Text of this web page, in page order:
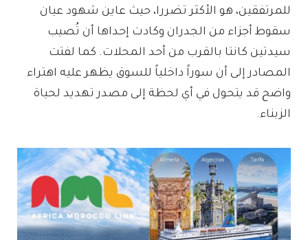
للمرتفقين، هو الأكثر تضررا، حيث عاين شهود عيان
سقوط أجزاء من الجدران وكادت إحداها أن تُصيب
سيدتين كانتا بالقرب من أحد المحلات. كما لفتت
المصادر إلى أن سوراً داخلياً للسوق يظهر عليه اهتراء
واضح قد يتحول في أي لحظة إلى مصدر تهديد لحياة
الزبناء.